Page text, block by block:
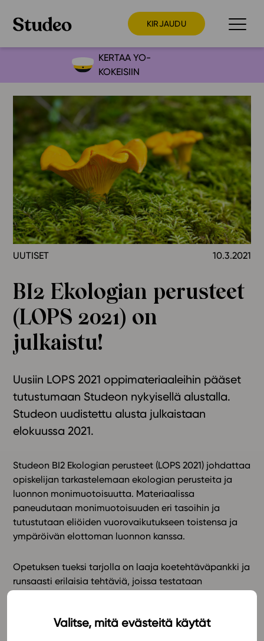
Valitse, mitä evästeitä käytät
KIRJAUDU
Preppaaja
Opettaja
Opiskelija
Huoltaja
Kokeilutarjous
Ainstain
Alakoulu
Yläkoulu
Lukio
Ominaisuudet
Tapahtumakalenteri
Webinaari­tallenteet
Yhteisö
Suosittelut
Ohjevideot
Oppikirjailijat
Tiimi
Tietoa meistä
Tilaa uutiskirje
Ota yhteyttä
KERTAA YO-
KOKEISIIN
UUTISET 10.3.2021
BI2 Ekologian perusteet
(LOPS 2021) on
julkaistu!
Uusiin LOPS 2021 oppimateriaaleihin pääset
tutustumaan Studeon nykyisellä alustalla.
Studeon uudistettu alusta julkaistaan
elokuussa 2021.
Studeon BI2 Ekologian perusteet (LOPS 2021) johdattaa
opiskelijan tarkastelemaan ekologian perusteita ja
luonnon monimuotoisuutta. Materiaalissa
paneudutaan monimuotoisuuden eri tasoihin ja
tutustutaan eliöiden vuorovaikutukseen toistensa ja
ympäröivän elottoman luonnon kanssa.
Opetuksen tueksi tarjolla on laaja koetehtäväpankki ja
runsaasti erilaisia tehtäviä, joissa testataan
koetehtäväpaketin ja materiaalin tehtävien avulla